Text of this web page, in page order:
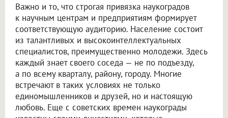
Важно и то, что строгая привязка наукоградов
к научным центрам и предприятиям формирует
соответствующую аудиторию. Население состоит
из талантливых и высокоинтеллектуальных
специалистов, преимущественно молодежи. Здесь
каждый знает своего соседа — не по подъезду,
а по всему кварталу, району, городу. Многие
встречают в таких условиях не только
единомышленников и друзей, но и настоящую
любовь. Еще с советских времен наукограды